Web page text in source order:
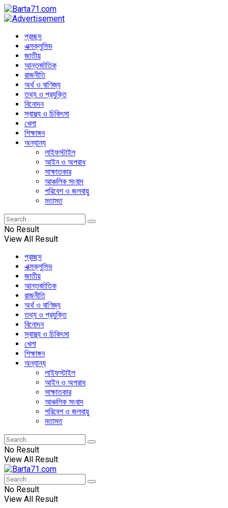
প্রচ্ছদ
এক্সক্লুসিভ
জাতীয়
আন্তর্জাতিক
রাজনীতি
অর্থ ও বাণিজ্য
তথ্য ও প্রযুক্তি
বিনোদন
স্বাস্থ্য ও চিকিৎসা
খেলা
শিক্ষাঙ্গন
অন্যান্য
লাইফস্টাইল
আইন ও অপরাধ
সাক্ষাতকার
আঞ্চলিক সংবাদ
পরিবেশ ও জলবায়ু
মতামত
No Result
View All Result
প্রচ্ছদ
এক্সক্লুসিভ
জাতীয়
আন্তর্জাতিক
রাজনীতি
অর্থ ও বাণিজ্য
তথ্য ও প্রযুক্তি
বিনোদন
স্বাস্থ্য ও চিকিৎসা
খেলা
শিক্ষাঙ্গন
অন্যান্য
লাইফস্টাইল
আইন ও অপরাধ
সাক্ষাতকার
আঞ্চলিক সংবাদ
পরিবেশ ও জলবায়ু
মতামত
No Result
View All Result
No Result
View All Result